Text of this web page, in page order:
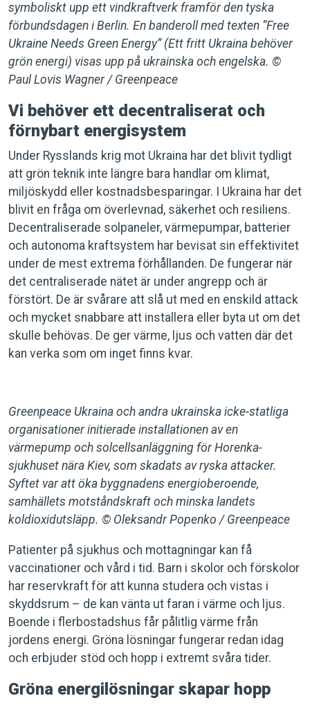
symboliskt upp ett vindkraftverk framför den tyska
förbundsdagen i Berlin. En banderoll med texten ”Free
Ukraine Needs Green Energy” (Ett fritt Ukraina behöver
grön energi) visas upp på ukrainska och engelska. ©
Paul Lovis Wagner / Greenpeace
Vi behöver ett decentraliserat och
förnybart energisystem
Under Rysslands krig mot Ukraina har det blivit tydligt
att grön teknik inte längre bara handlar om klimat,
miljöskydd eller kostnadsbesparingar. I Ukraina har det
blivit en fråga om överlevnad, säkerhet och resiliens.
Decentraliserade solpaneler, värmepumpar, batterier
och autonoma kraftsystem har bevisat sin effektivitet
under de mest extrema förhållanden. De fungerar när
det centraliserade nätet är under angrepp och är
förstört. De är svårare att slå ut med en enskild attack
och mycket snabbare att installera eller byta ut om det
skulle behövas. De ger värme, ljus och vatten där det
kan verka som om inget finns kvar.
Greenpeace Ukraina och andra ukrainska icke-statliga
organisationer initierade installationen av en
värmepump och solcellsanläggning för Horenka-
sjukhuset nära Kiev, som skadats av ryska attacker.
Syftet var att öka byggnadens energioberoende,
samhällets motståndskraft och minska landets
koldioxidutsläpp. © Oleksandr Popenko / Greenpeace
Patienter på sjukhus och mottagningar kan få
vaccinationer och vård i tid. Barn i skolor och förskolor
har reservkraft för att kunna studera och vistas i
skyddsrum – de kan vänta ut faran i värme och ljus.
Boende i flerbostadshus får pålitlig värme från
jordens energi. Gröna lösningar fungerar redan idag
och erbjuder stöd och hopp i extremt svåra tider.
Gröna energilösningar skapar hopp